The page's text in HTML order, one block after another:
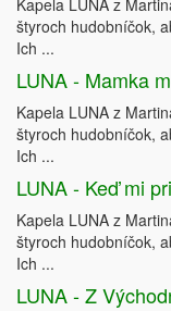
Kapela LUNA z
štyroch hudobníčok,
Ich ...
LUNA - Mamka
Kapela LUNA z
štyroch hudobníčok,
Ich ...
LUNA - Keď mi
Kapela LUNA z
štyroch hudobníčok,
Ich ...
LUNA - Z